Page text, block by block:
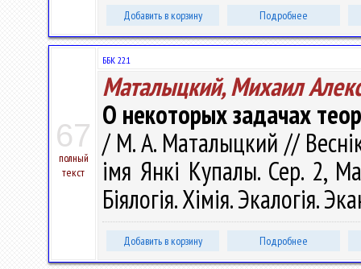
Добавить в корзину Подробнее
67
полный
текст
ББК 22.1
Маталыцкий, Михаил
О некоторых задачах
/ М. А. Маталыцкий // Веснік
імя Янкі Купалы. Сер. 2,
Біялогія. Хімія. Экалогія.
Добавить в корзину Подробнее